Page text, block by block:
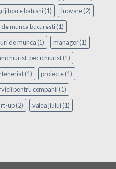
batrani(1) Inovare(2)
de munca bucuresti(1)
de munca (1) manager(1)
pedichiurist(1)
(1) proiecte(1)
pentru companii(1)
up(2) valea jiului(1)